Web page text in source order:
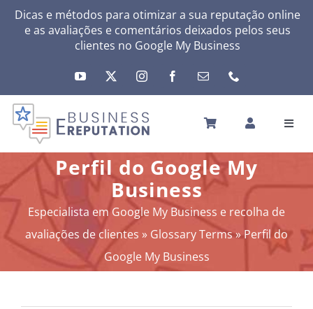
SkipDicas e métodos para otimizar a sua reputação online
e as avaliações e comentários deixados pelos seus
clientes no Google My Business
INÍCIO
A SUA REPUTAÇÃO
A SUA ATIVIDADE
MEUS SERVIÇOS
OUTRAS SOLUÇÕES
NEWS
Perfil do Google My
Business
Especialista em Google My Business e recolha de
avaliações de clientes » Glossary Terms»Perfil do
Google My Business